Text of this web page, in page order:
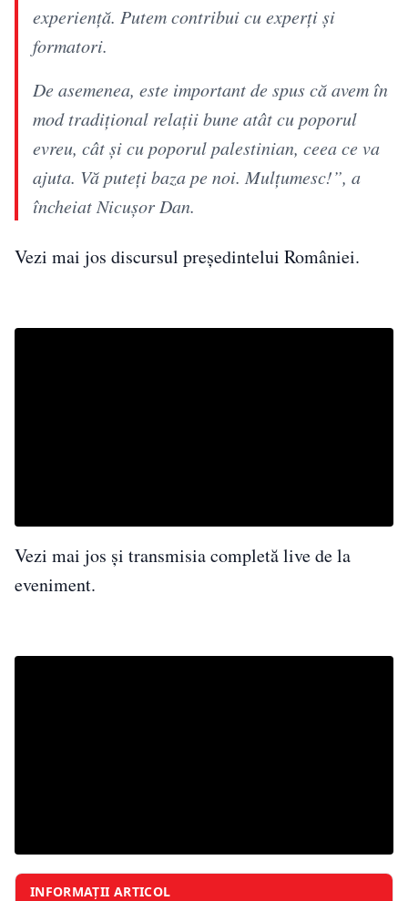
experiență. Putem contribui cu experți și
formatori.
De asemenea, este important de spus că avem în
mod tradițional relații bune atât cu poporul
evreu, cât și cu poporul palestinian, ceea ce va
ajuta. Vă puteți baza pe noi. Mulțumesc!”, a
încheiat Nicușor Dan.
Vezi mai jos discursul președintelui României.
Vezi mai jos și transmisia completă live de la
eveniment.
INFORMAȚII ARTICOL